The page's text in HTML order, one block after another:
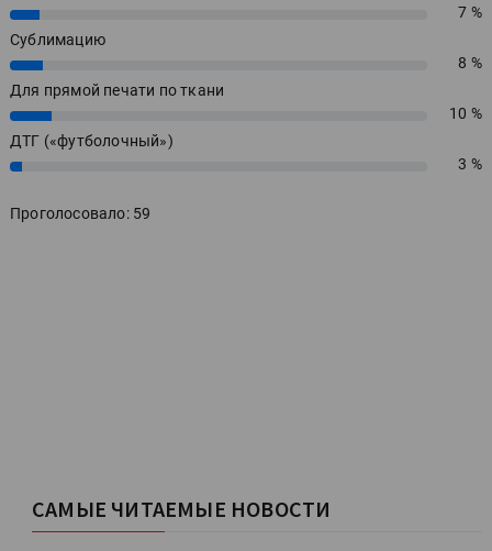
7%
7 %
Сублимацию
8%
8 %
Для прямой печати по ткани
10%
10 %
ДТГ («футболочный»)
3% 3 %
Проголосовало: 59
САМЫЕ ЧИТАЕМЫЕ НОВОСТИ